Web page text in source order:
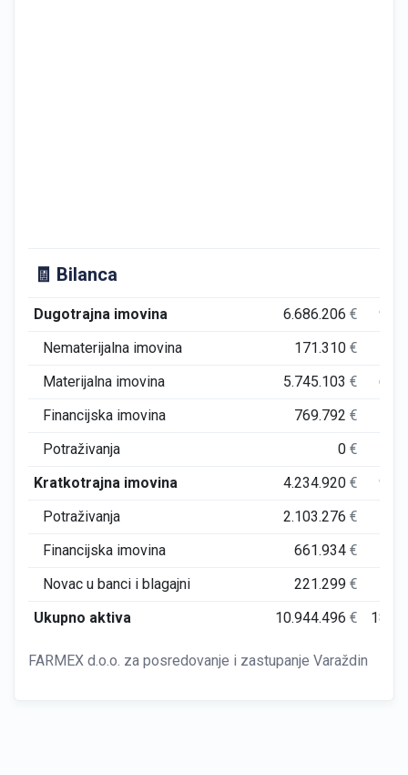
🧾 Bilanca
Dugotrajna imovina 6.686.206€
Nematerijalna imovina
171.310€
Materijalna imovina
5.745.103€
Financijska imovina
769.792€
Potraživanja
0€
Kratkotrajna imovina
4.234.920€
Potraživanja
2.103.276€
Financijska imovina
661.934€
Novac u banci i blagajni
221.299€
Ukupno aktiva
10.944.496€
FARMEX d.o.o. za posredovanje i zastupanje Varaždin